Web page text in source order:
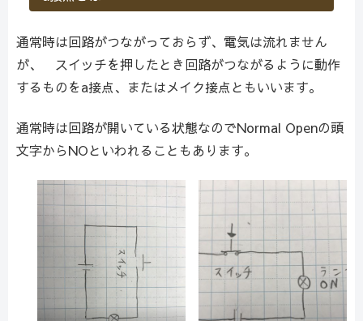
通常時は回路がつながっておらず、電気は流れません
が、 スイッチを押したとき回路がつながるように動作
するものをa接点、またはメイク接点ともいいます。
通常時は回路が開いている状態なのでNormal Openの頭
文字からNOといわれることもあります。